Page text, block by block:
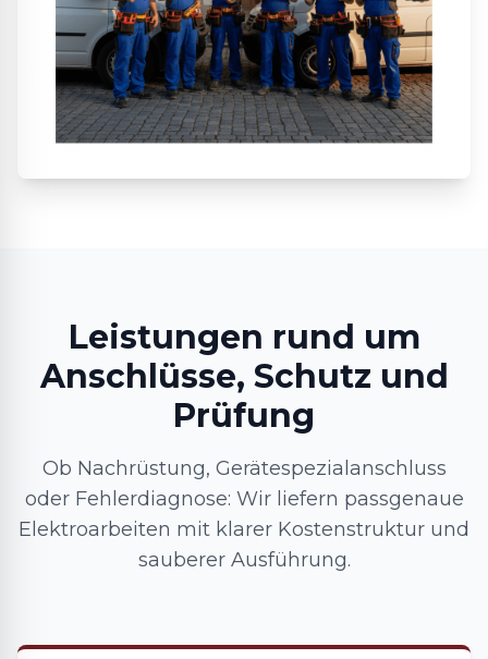
Leistungen rund um
Anschlüsse, Schutz und
Prüfung
Ob Nachrüstung, Gerätespezialanschluss
oder Fehlerdiagnose: Wir liefern passgenaue
Elektroarbeiten mit klarer Kostenstruktur und
sauberer Ausführung.